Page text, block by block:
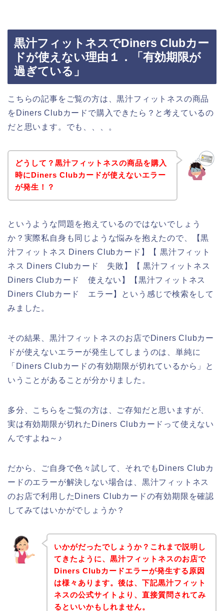
黒汁フィットネスでDiners Clubカー
ドが使えない理由１．「有効期限が
過ぎている」
こちらの記事をご覧の方は、黒汁フィットネスの商品
をDiners Clubカードで購入できたら？と考えているの
だと思います。でも、、、。
どうして？黒汁フィットネスの商品を購入
時にDiners Clubカードが使えないエラー
が発生！？
というような問題を抱えているのではないでしょう
か？実際私自身も同じような悩みを抱えたので、【黒
汁フィットネス Diners Clubカード】【 黒汁フィット
ネス Diners Clubカード 失敗】【 黒汁フィットネス
Diners Clubカード 使えない】【黒汁フィットネス
Diners Clubカード エラー】という感じで検索をして
みました。
その結果、黒汁フィットネスのお店でDiners Clubカー
ドが使えないエラーが発生してしまうのは、単純に
「Diners Clubカードの有効期限が切れているから」と
いうことがあることが分かりました。
多分、こちらをご覧の方は、ご存知だと思いますが、
実は有効期限が切れたDiners Clubカードって使えない
んですよね～♪
だから、ご自身で色々試して、それでもDiners Clubカ
ードのエラーが解決しない場合は、黒汁フィットネス
のお店で利用したDiners Clubカードの有効期限を確認
してみてはいかがでしょうか？
いかがだったでしょうか？これまで説明し
てきたように、黒汁フィットネスのお店で
Diners Clubカードエラーが発生する原因
は様々あります。後は、下記黒汁フィット
ネスの公式サイトより、直接質問されてみ
るといいかもしれません。